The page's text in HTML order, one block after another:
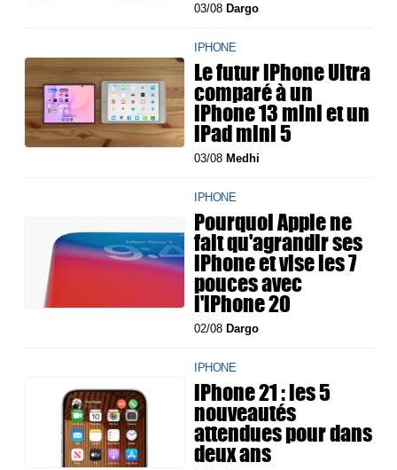
03/08Dargo
IPHONE
Le futur iPhone Ultra
comparé à un
iPhone 13 mini et un
iPad mini 5
03/08Medhi
IPHONE
Pourquoi Apple ne
fait qu'agrandir ses
iPhone et vise les 7
pouces avec
l'iPhone 20
02/08Dargo
IPHONE
iPhone 21 : les 5
nouveautés
attendues pour dans
deux ans